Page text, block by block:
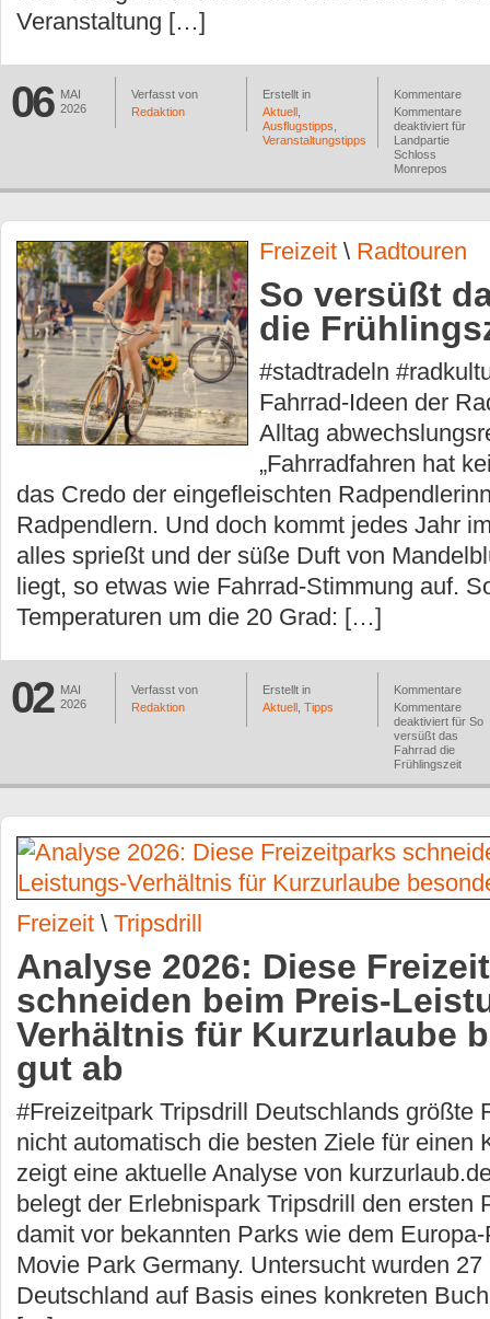
Veranstaltung […]
06
MAI
2026
Verfasst von
Redaktion
Erstellt in
Aktuell
Ausflugstipps
Veranstaltungstipps
Kommentare
Kommentare
deaktiviert für
Landpartie
Schloss
Monrepos
Freizeit \ Radtouren
So versüßt
die
#stadtradeln
Fahrrad-Ideen der
Alltag
„Fahrradfahren hat
das Credo der eingefleischten
Radpendlern. Und doch kommt jedes Jahr
alles sprießt und der süße Duft von
liegt, so etwas wie Fahrrad-Stimmung auf.
Temperaturen um die 20 Grad: […]
02
MAI
2026
Verfasst von
Redaktion
Erstellt in
Aktuell Tipps
Kommentare
Kommentare
deaktiviert für So
versüßt das
Fahrrad die
Frühlingszeit
Freizeit \ Tripsdrill
Analyse 2026: Diese
schneiden beim Preis-
Verhältnis für Kurzurlaube
gut ab
#Freizeitpark Tripsdrill Deutschlands größte
nicht automatisch die besten Ziele für einen
zeigt eine aktuelle Analyse von
belegt der Erlebnispark Tripsdrill den ersten
damit vor bekannten Parks wie dem
Movie Park Germany. Untersucht wurden
Deutschland auf Basis eines konkreten